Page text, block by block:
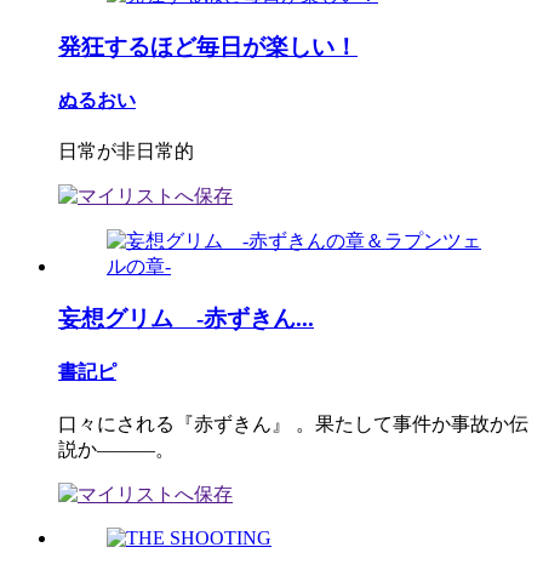
発狂するほど毎日が楽しい！
ぬるおい
日常が非日常的
妄想グリム -赤ずきん...
書記ピ
口々にされる『赤ずきん』 。果たして事件か事故か伝
説か―――。